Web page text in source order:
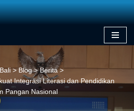
>Blog>Berita>
Integrasi Literasi dan Pendidikan
Pangan Nasional